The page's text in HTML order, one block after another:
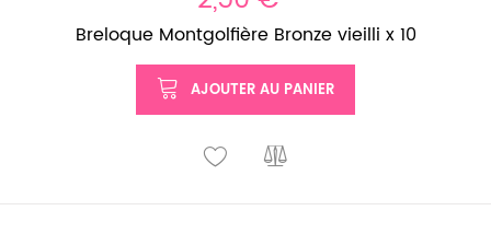
Breloque Montgolfière Bronze vieilli x 10
AJOUTER AU PANIER